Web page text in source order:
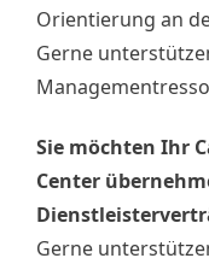
Orientierung an
Gerne
Sie möchten Ihr
Center
Gerne